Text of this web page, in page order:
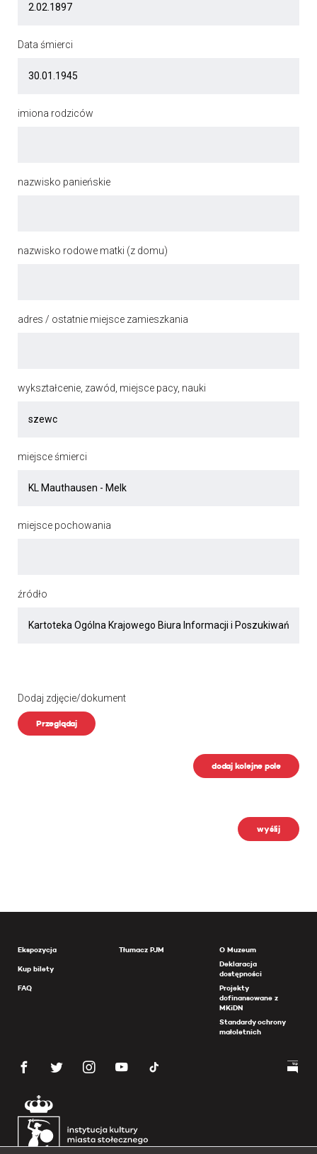
Data śmierci
imiona rodziców
nazwisko panieńskie
nazwisko rodowe matki (z domu)
adres / ostatnie miejsce zamieszkania
wykształcenie, zawód, miejsce pacy, nauki
miejsce śmierci
miejsce pochowania
źródło
Dodaj zdjęcie/dokument
Przeglądaj
dodaj kolejne pole
wyślij
Ekspozycja
Kup bilety
FAQ
Tłumacz PJM
O Muzeum
Deklaracja
dostępności
Projekty
dofinansowane z
MKiDN
Standardy ochrony
małoletnich